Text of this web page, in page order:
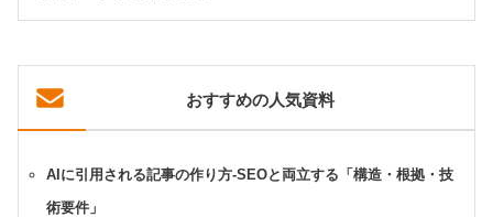
おすすめの人気資料
AIに引用される記事の作り方-SEOと両立する「構造・根拠・技
術要件」